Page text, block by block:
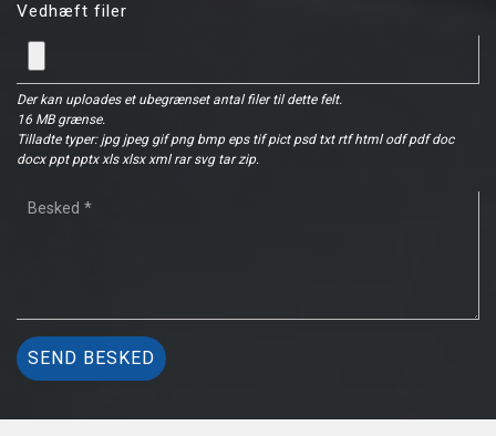
Vedhæft filer
Der kan uploades et ubegrænset antal filer til dette felt.
16 MB grænse.
Tilladte typer: jpg jpeg gif png bmp eps tif pict psd txt rtf html odf pdf doc
docx ppt pptx xls xlsx xml rar svg tar zip.